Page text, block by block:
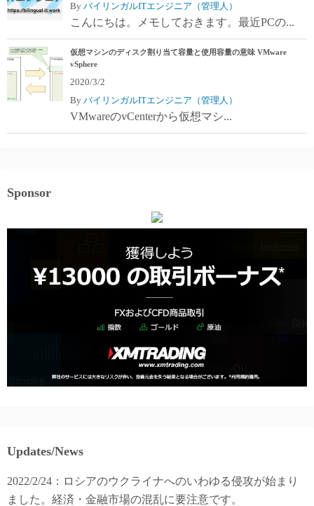
By バイリンガルITエンジニア（管理人）
こんにちは。メモしておきます。最近PCの...
仮想マシンのディスク割り当て容量と使用容量の意味 VMware
vSphere
2020/3/2
By バイリンガルITエンジニア（管理人）
VMwareのvCenterから仮想マシ...
Sponsor
Updates/News
2022/2/24：ロシアのウクライナへのいわゆる侵攻が始まり
ました。経済・金融市場の混乱に要注意です。